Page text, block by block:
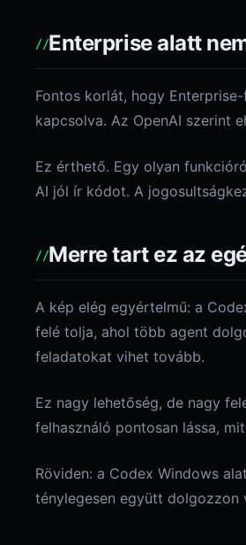
Enterprise alatt
Fontos korlát, hogy
kapcsolva. Az OpenAI szerint
Ez érthető. Egy olyan
AI jól ír kódot. A
Merre tart ez az
A kép elég egyértelmű: a
felé tolja, ahol több agent
feladatokat vihet tovább.
Ez nagy lehetőség, de nagy
felhasználó pontosan lássa,
Röviden: a Codex Windows
ténylegesen együtt dolgozzon